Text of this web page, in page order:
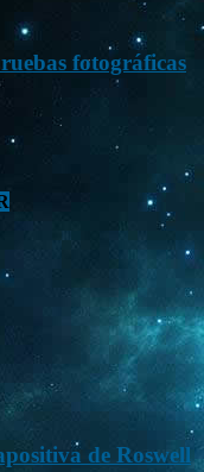
fotográficas
de Roswell